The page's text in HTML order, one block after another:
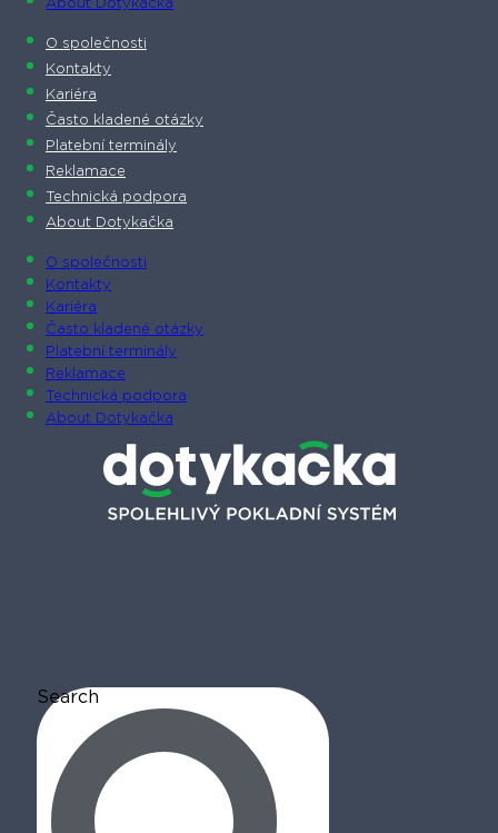
About Dotykačka
O společnosti
Kontakty
Kariéra
Často kladené otázky
Platební terminály
Reklamace
Technická podpora
About Dotykačka
O společnosti
Kontakty
Kariéra
Často kladené otázky
Platební terminály
Reklamace
Technická podpora
About Dotykačka
Search